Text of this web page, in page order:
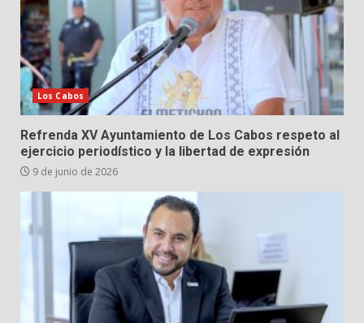
Los Cabos
Refrenda XV Ayuntamiento de Los Cabos respeto al
ejercicio periodístico y la libertad de expresión
9 de junio de 2026